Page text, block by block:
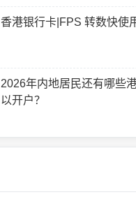
香港银行卡|FPS 转数快使
2026年内地居民还有哪些
以开户？